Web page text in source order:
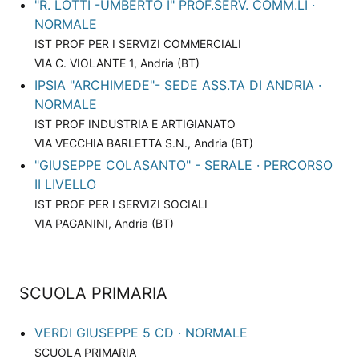
"R. LOTTI -UMBERTO I" PROF.SERV. COMM.LI ·
NORMALE
IST PROF PER I SERVIZI COMMERCIALI
VIA C. VIOLANTE 1, Andria (BT)
IPSIA "ARCHIMEDE"- SEDE ASS.TA DI ANDRIA ·
NORMALE
IST PROF INDUSTRIA E ARTIGIANATO
VIA VECCHIA BARLETTA S.N., Andria (BT)
"GIUSEPPE COLASANTO" - SERALE · PERCORSO
II LIVELLO
IST PROF PER I SERVIZI SOCIALI
VIA PAGANINI, Andria (BT)
SCUOLA PRIMARIA
VERDI GIUSEPPE 5 CD · NORMALE
SCUOLA PRIMARIA